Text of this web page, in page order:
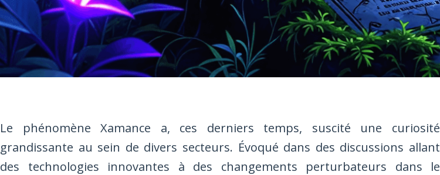
Le phénomène Xamance a, ces derniers temps, suscité une curiosité
grandissante au sein de divers secteurs. Évoqué dans des discussions allant
des technologies innovantes à des changements perturbateurs dans le